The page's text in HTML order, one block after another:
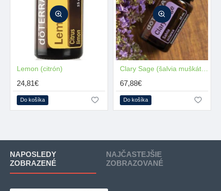
Lemon (citrón)
24,81€
Do košíka
67,88€
Do košíka
NAPOSLEDY
ZOBRAZENÉ
NAJČASTEJŠIE
ZOBRAZOVANÉ